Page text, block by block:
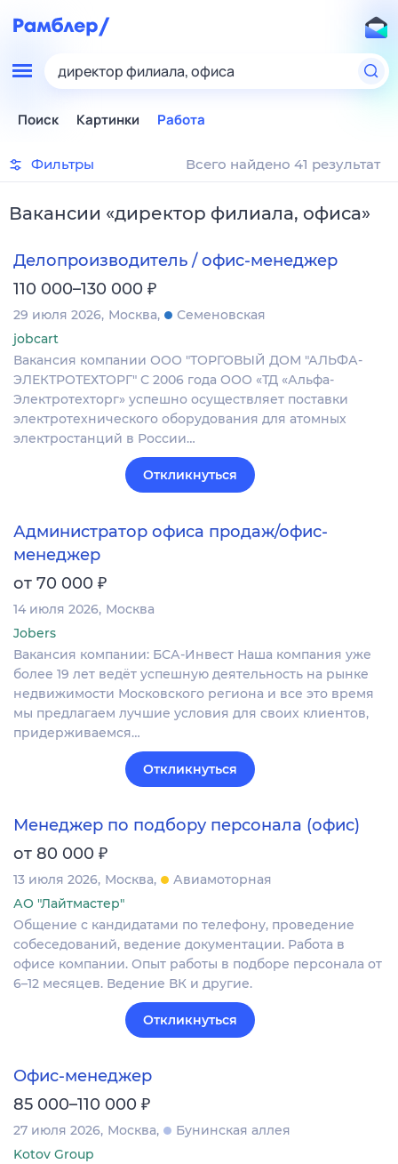
директор филиала, офиса
Поиск Картинки Работа
Фильтры Всего найдено 41 результат
Вакансии «директор филиала, офиса»
Делопроизводитель / офис-менеджер
110 000–130 000 ₽
29 июля 2026 Москва
Семеновская
jobcart
Вакансия компании ООО "ТОРГОВЫЙ ДОМ "АЛЬФА-
ЭЛЕКТРОТЕХТОРГ" С 2006 года ООО «ТД «Альфа-
Электротехторг» успешно осуществляет поставки
электротехнического оборудования для атомных
электростанций в России…
Откликнуться
Администратор офиса продаж/офис-
менеджер
от 70 000 ₽
14 июля 2026 Москва
Jobers
Вакансия компании: БСА-Инвест Наша компания уже
более 19 лет ведёт успешную деятельность на рынке
недвижимости Московского региона и все это время
мы предлагаем лучшие условия для своих клиентов,
придерживаемся…
Откликнуться
Менеджер по подбору персонала (офис)
от 80 000 ₽
13 июля 2026 Москва
Авиамоторная
АО "Лайтмастер"
Общение с кандидатами по телефону, проведение
собеседований, ведение документации. Работа в
офисе компании. Опыт работы в подборе персонала от
6–12 месяцев. Ведение ВК и другие.
Откликнуться
Офис-менеджер
85 000–110 000 ₽
27 июля 2026 Москва
Бунинская аллея
Kotov Group